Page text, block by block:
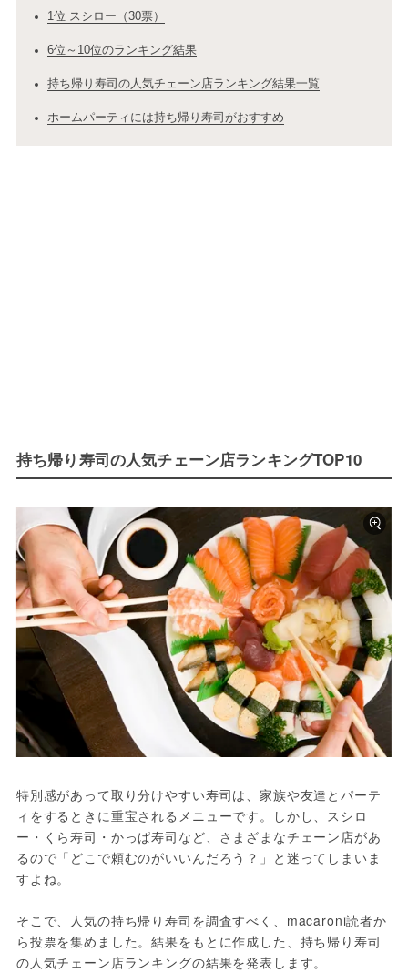
1位 スシロー（30票）
6位～10位のランキング結果
持ち帰り寿司の人気チェーン店ランキング結果一覧
ホームパーティには持ち帰り寿司がおすすめ
持ち帰り寿司の人気チェーン店ランキングTOP10
特別感があって取り分けやすい寿司は、家族や友達とパーテ
ィをするときに重宝されるメニューです。しかし、スシロ
ー・くら寿司・かっぱ寿司など、さまざまなチェーン店があ
るので「どこで頼むのがいいんだろう？」と迷ってしまいま
すよね。
そこで、人気の持ち帰り寿司を調査すべく、macaroni読者か
ら投票を集めました。結果をもとに作成した、持ち帰り寿司
の人気チェーン店ランキングの結果を発表します。